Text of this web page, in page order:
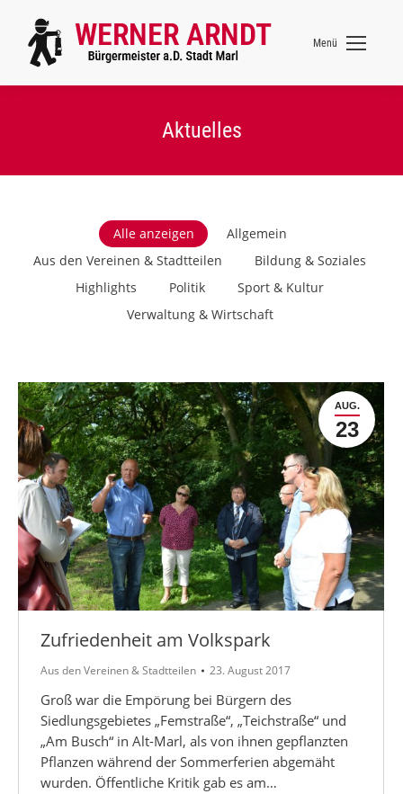
Menü
Aktuelles
Alle anzeigen
Allgemein
Aus den Vereinen & Stadtteilen
Bildung & Soziales
Highlights
Politik
Sport & Kultur
Verwaltung & Wirtschaft
AUG.
23
Zufriedenheit am Volkspark
Aus den Vereinen & Stadtteilen 23. August 2017
Groß war die Empörung bei Bürgern des
Siedlungsgebietes „Femstraße“, „Teichstraße“ und
„Am Busch“ in Alt-Marl, als von ihnen gepflanzten
Pflanzen während der Sommerferien abgemäht
wurden. Öffentliche Kritik gab es am…